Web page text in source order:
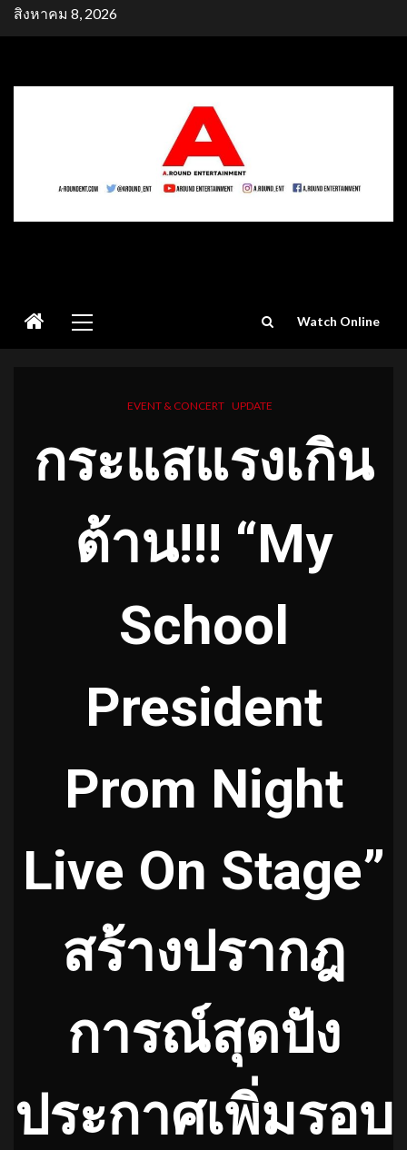
Skipสิงหาคม 8, 2026
Menu
Watch Online
EVENT & CONCERT UPDATE
กระแสแรงเกิน
ต้าน!!! “My
School
President
Prom Night
Live On Stage”
สร้างปรากฎ
การณ์สุดปัง
ประกาศเพิ่มรอบ